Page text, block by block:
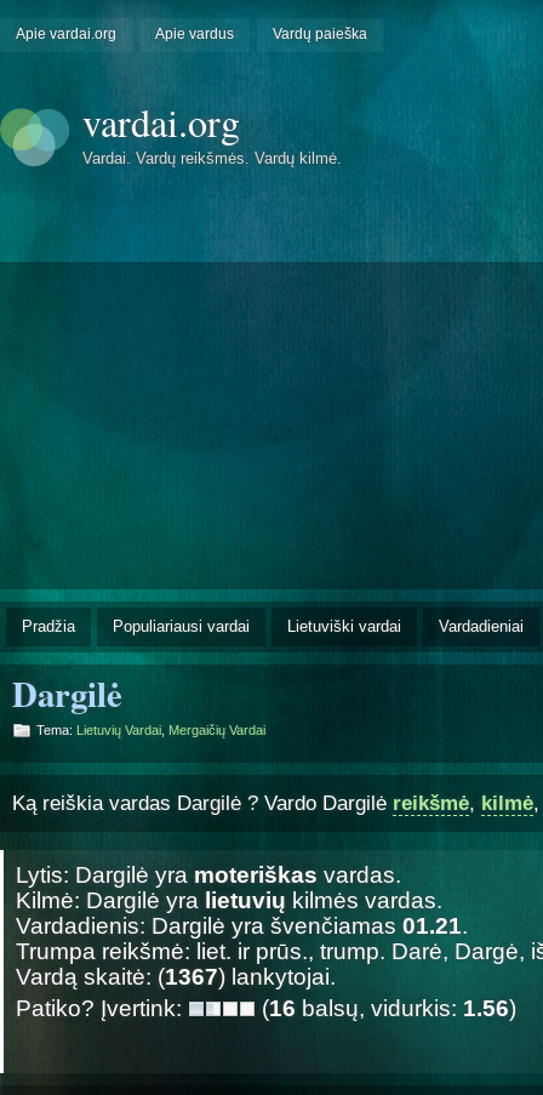
Apie vardai.org Apie vardus Vardų paieška
vardai.org
Vardai. Vardų reikšmės. Vardų kilmė.
Pradžia Populiariausi vardai Lietuviški vardai Vardadieniai
Dargilė
Tema: Lietuvių Vardai Mergaičių Vardai
Ką reiškia vardas Dargilė ? Vardo Dargilė reikšmė, kilmė
Lytis: Dargilė yra moteriškas vardas.
Kilmė: Dargilė yra lietuvių kilmės vardas.
Vardadienis: Dargilė yra švenčiamas 01.21.
Trumpa reikšmė: liet. ir prūs., trump. Darė, Dargė,
Vardą skaitė: (1367) lankytojai.
Patiko? Įvertink:
(16 balsų, vidurkis: 1.56)